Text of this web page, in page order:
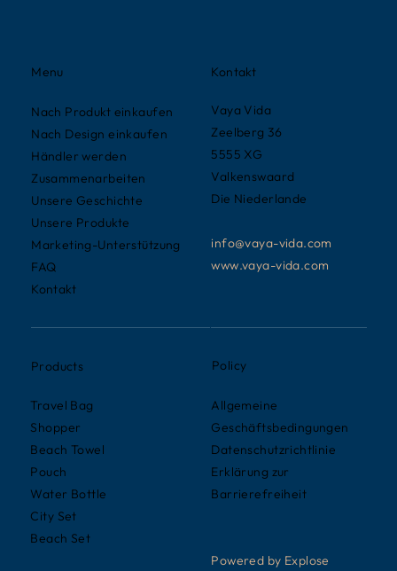
Kontakt
Vaya Vida
Zeelberg 36
5555 XG
Valkenswaard
Die Niederlande
info@vaya-vida.com
www.vaya-vida.com
Menu
Nach Produkt einkaufen
Nach Design einkaufen
Händler werden
Zusammenarbeiten
Unsere Geschichte
Unsere Produkte
Marketing-Unterstützung
FAQ
Kontakt
Products
Travel Bag
Shopper
Beach Towel
Pouch
Water Bottle
City Set
Beach Set
Policy
Allgemeine
Geschäftsbedingungen
Datenschutzrichtlinie
Erklärung zur
Barrierefreiheit
Powered by Explose